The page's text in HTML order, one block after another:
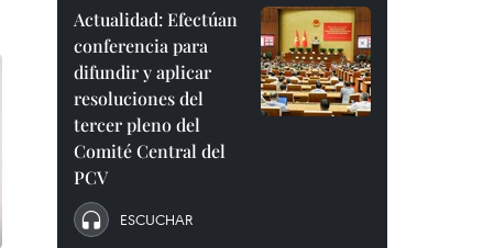
Actualidad: Efectúan
conferencia para
difundir y aplicar
resoluciones del
tercer pleno del
Comité Central del
PCV
ESCUCHAR